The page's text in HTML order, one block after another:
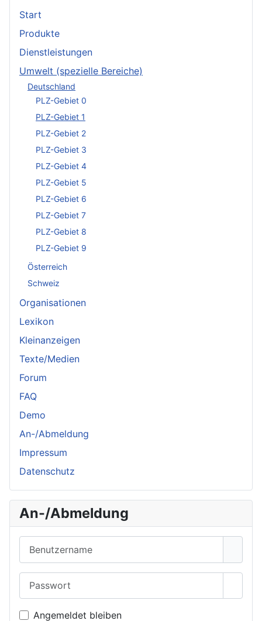
Start
Produkte
Dienstleistungen
Umwelt (spezielle Bereiche)
Deutschland
PLZ-Gebiet 0
PLZ-Gebiet 1
PLZ-Gebiet 2
PLZ-Gebiet 3
PLZ-Gebiet 4
PLZ-Gebiet 5
PLZ-Gebiet 6
PLZ-Gebiet 7
PLZ-Gebiet 8
PLZ-Gebiet 9
Österreich
Schweiz
Organisationen
Lexikon
Kleinanzeigen
Texte/Medien
Forum
FAQ
Demo
An-/Abmeldung
Impressum
Datenschutz
An-/Abmeldung
Angemeldet bleiben